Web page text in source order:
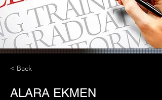
< Back
ALARA EKMEN